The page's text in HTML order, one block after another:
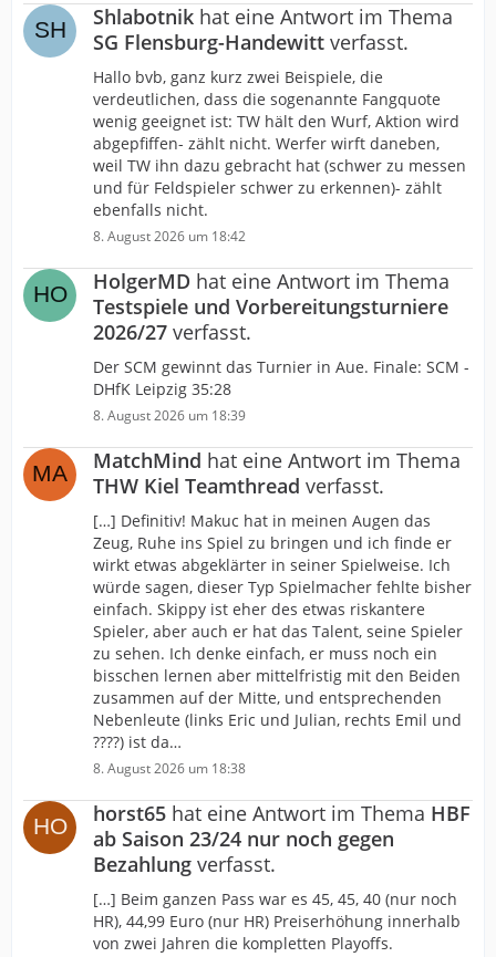
Shlabotnik hat eine Antwort im Thema
SG Flensburg-Handewitt verfasst.
Hallo bvb, ganz kurz zwei Beispiele, die
verdeutlichen, dass die sogenannte Fangquote
wenig geeignet ist: TW hält den Wurf, Aktion wird
abgepfiffen- zählt nicht. Werfer wirft daneben,
weil TW ihn dazu gebracht hat (schwer zu messen
und für Feldspieler schwer zu erkennen)- zählt
ebenfalls nicht.
8. August 2026 um 18:42
HolgerMD hat eine Antwort im Thema
Testspiele und Vorbereitungsturniere
2026/27 verfasst.
Der SCM gewinnt das Turnier in Aue. Finale: SCM -
DHfK Leipzig 35:28
8. August 2026 um 18:39
MatchMind hat eine Antwort im Thema
THW Kiel Teamthread verfasst.
[…] Definitiv! Makuc hat in meinen Augen das
Zeug, Ruhe ins Spiel zu bringen und ich finde er
wirkt etwas abgeklärter in seiner Spielweise. Ich
würde sagen, dieser Typ Spielmacher fehlte bisher
einfach. Skippy ist eher des etwas riskantere
Spieler, aber auch er hat das Talent, seine Spieler
zu sehen. Ich denke einfach, er muss noch ein
bisschen lernen aber mittelfristig mit den Beiden
zusammen auf der Mitte, und entsprechenden
Nebenleute (links Eric und Julian, rechts Emil und
????) ist da…
8. August 2026 um 18:38
horst65 hat eine Antwort im Thema HBF
ab Saison 23/24 nur noch gegen
Bezahlung verfasst.
[…] Beim ganzen Pass war es 45, 45, 40 (nur noch
HR), 44,99 Euro (nur HR) Preiserhöhung innerhalb
von zwei Jahren die kompletten Playoffs.